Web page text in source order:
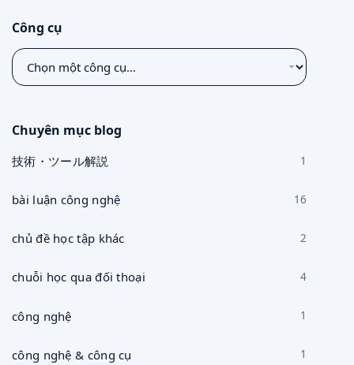
Công cụ
Chọn
một
Chuyên mục blog
技術・ツール解説 1
bài luận công nghệ 16
chủ đề học tập khác 2
chuỗi học qua đối thoại 4
công nghệ 1
công nghệ & công cụ 1